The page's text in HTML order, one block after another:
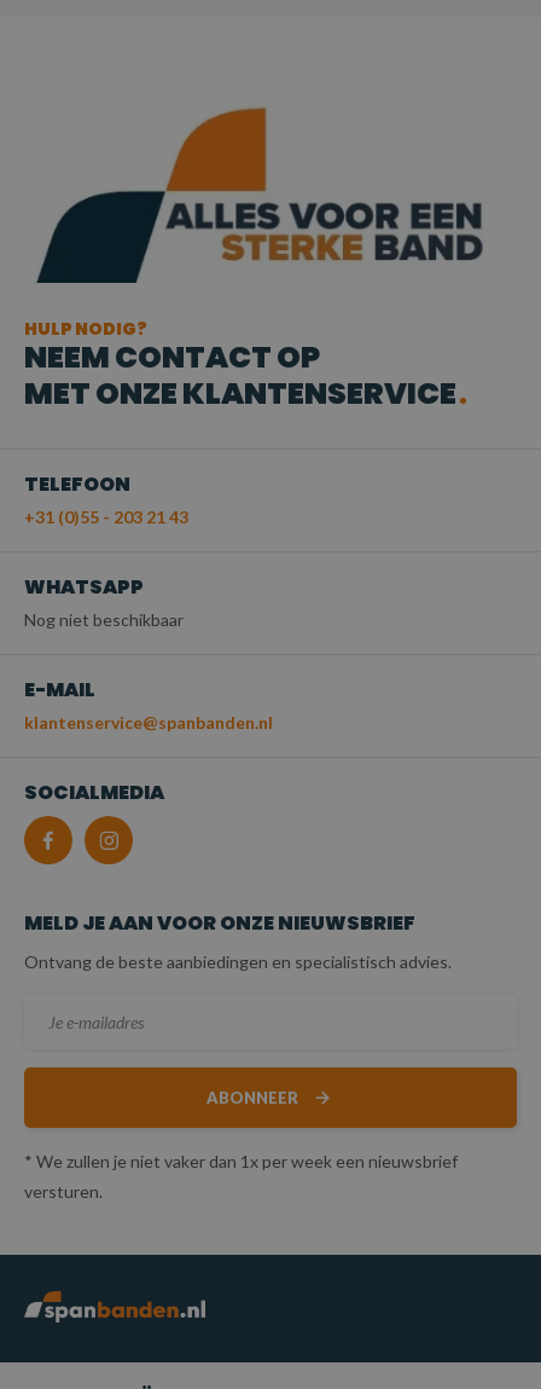
HULP NODIG?
NEEM CONTACT OP
MET ONZE KLANTENSERVICE
TELEFOON
+31 (0)55 - 203 21 43
WHATSAPP
Nog niet beschikbaar
E-MAIL
klantenservice@spanbanden.nl
SOCIALMEDIA
MELD JE AAN VOOR ONZE NIEUWSBRIEF
Ontvang de beste aanbiedingen en specialistisch advies.
ABONNEER
* We zullen je niet vaker dan 1x per week een nieuwsbrief
versturen.